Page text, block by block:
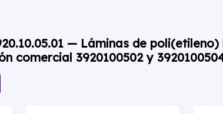
— Láminas de
comercial 3920100502 y